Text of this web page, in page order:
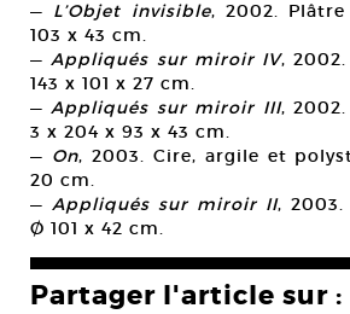
— L’Objet invisible, 2002.
103 x 43 cm.
— Appliqués sur miroir IV,
143 x 101 x 27 cm.
— Appliqués sur miroir III,
3 x 204 x 93 x 43 cm.
— On, 2003. Cire, argile et
20 cm.
— Appliqués sur miroir II,
Ø 101 x 42 cm.
Partager l'article sur :